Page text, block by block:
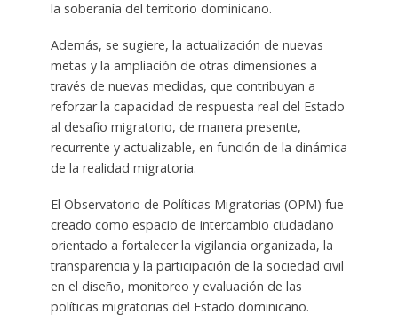
la soberanía del territorio dominicano.
Además, se sugiere, la actualización de nuevas
metas y la ampliación de otras dimensiones a
través de nuevas medidas, que contribuyan a
reforzar la capacidad de respuesta real del Estado
al desafío migratorio, de manera presente,
recurrente y actualizable, en función de la dinámica
de la realidad migratoria.
El Observatorio de Políticas Migratorias (OPM) fue
creado como espacio de intercambio ciudadano
orientado a fortalecer la vigilancia organizada, la
transparencia y la participación de la sociedad civil
en el diseño, monitoreo y evaluación de las
políticas migratorias del Estado dominicano.